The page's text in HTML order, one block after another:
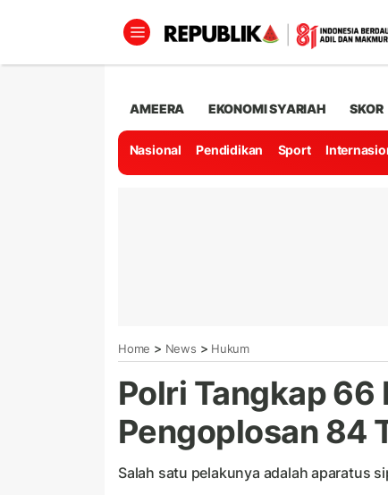
AMEERA EKONOMI SYARIAH SKOR
Nasional Pendidikan Sport
Home > News > Hukum
Polri Tangkap 66
Pengoplosan 84
Salah satu pelakunya adalah aparatus